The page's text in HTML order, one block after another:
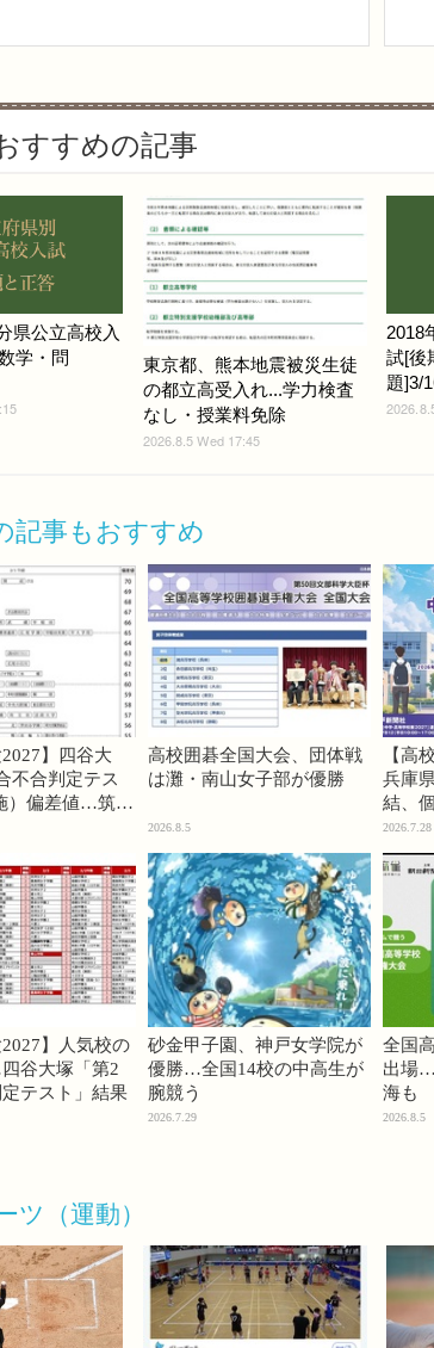
すすめの記事
県公立高校入
学・問
東京都、熊本地震被災生徒
の都立高受入れ...学力検査
なし・授業料免除
2026.8.5 Wed 17:45
2018
試[後
題]3/
記事もおすすめ
2027】四谷大
不合判定テス
）偏差値…筑駒
PR＞
高校囲碁全国大会、団体戦
は灘・南山女子部が優勝
2026.8.5
【高
兵庫
結、
2026.7.28
2027】人気校の
谷大塚「第2
テスト」結果
砂金甲子園、神戸女学院が
優勝…全国14校の中高生が
腕競う
2026.7.29
全国
出場
海も
2026.8.5
ツ（運動）